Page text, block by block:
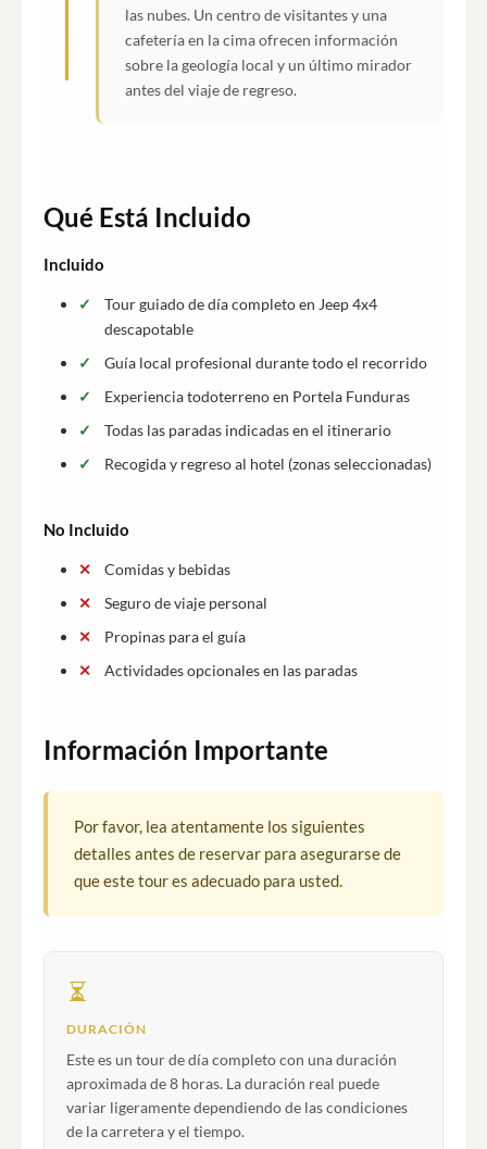
las nubes. Un centro de visitantes y una
cafetería en la cima ofrecen información
sobre la geología local y un último mirador
antes del viaje de regreso.
Qué Está Incluido
Incluido
Tour guiado de día completo en Jeep 4x4
descapotable
Guía local profesional durante todo el recorrido
Experiencia todoterreno en Portela Funduras
Todas las paradas indicadas en el itinerario
Recogida y regreso al hotel (zonas seleccionadas)
No Incluido
Comidas y bebidas
Seguro de viaje personal
Propinas para el guía
Actividades opcionales en las paradas
Información Importante
Por favor, lea atentamente los siguientes
detalles antes de reservar para asegurarse de
que este tour es adecuado para usted.
DURACIÓN
Este es un tour de día completo con una duración
aproximada de 8 horas. La duración real puede
variar ligeramente dependiendo de las condiciones
de la carretera y el tiempo.